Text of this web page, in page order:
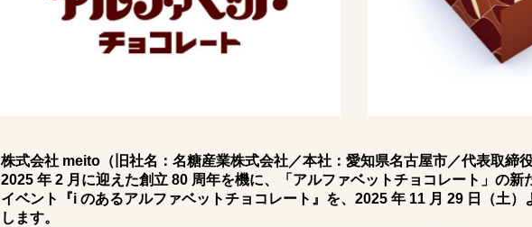
株式会社 meito（旧社名：名糖産業株式会社／本社：愛知県名古屋市／代表取締
2025 年 2 月に迎えた創立 80 周年を機に、「アルファベットチョコレート」の新
イベント『i のあるアルファベットチョコレート』を、2025 年 11 月 29 日（土）
します。